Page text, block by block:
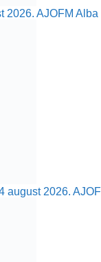
AJOFM
2026.